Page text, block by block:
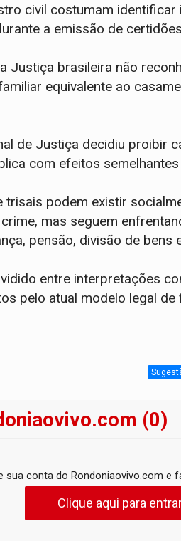
civil costumam
a emissão de
Justiça brasileira não
equivalente ao
de Justiça decidiu proibir
com efeitos
podem existir
mas seguem
pensão, divisão de bens
entre interpretações
pelo atual modelo legal
(0)
sua conta do Rondoniaovivo.com e
Clique aqui para